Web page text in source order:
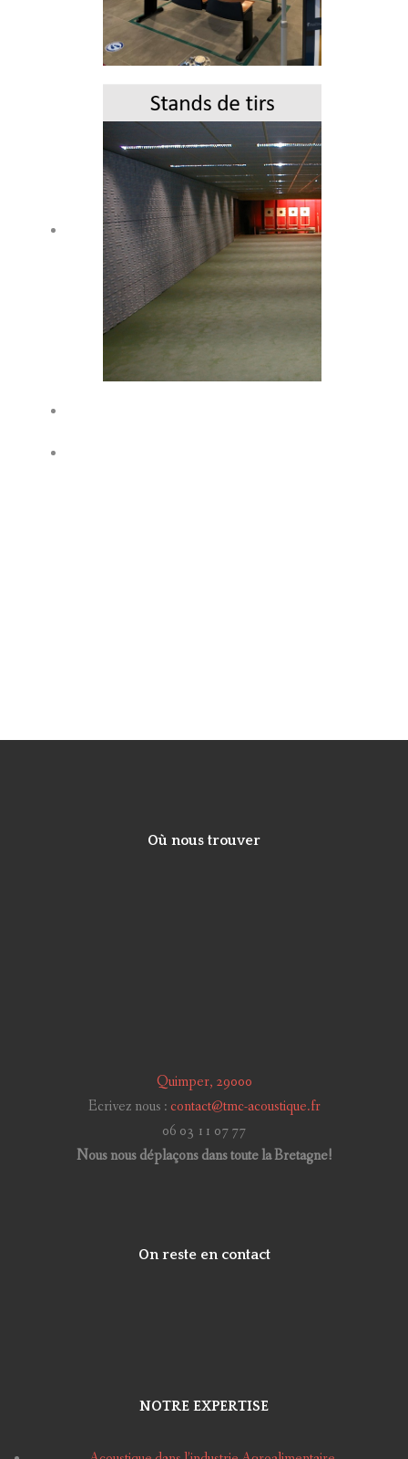
Où nous trouver
Quimper, 29000
Ecrivez nous :contact@tmc-acoustique.fr
06 03 11 07 77
Nous nous déplaçons dans toute la Bretagne!
On reste en contact
NOTRE EXPERTISE